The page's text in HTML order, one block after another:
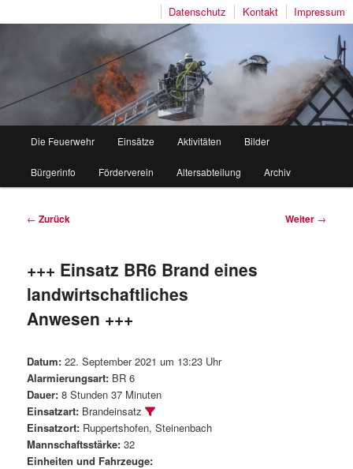
Impressum
Kontakt
Datenschutz
Freiwillige Feuerwehr Mutlangen
Zum
Inhalt
Zum
sekundären
Die Feuerwehr Einsätze Aktivitäten Bilder
Bürgerinfo Förderverein Altersabteilung Archiv
Beitragsnavigation
← Zurück Weiter →
+++ Einsatz BR6 Brand eines
landwirtschaftliches
Anwesen +++
Datum: 22. September 2021 um 13:23 Uhr
Alarmierungsart: BR 6
Dauer: 8 Stunden 37 Minuten
Einsatzart: Brandeinsatz
Einsatzort: Ruppertshofen, Steinenbach
Mannschaftsstärke: 32
Einheiten und Fahrzeuge: